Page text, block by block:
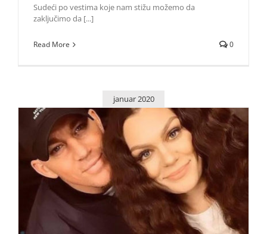
Sudeći po vestima koje nam stižu možemo da
zaključimo da [...]
Read More 0
januar 2020
Jessie J i Channing Tatum ponovo zajedno!
Zvezde